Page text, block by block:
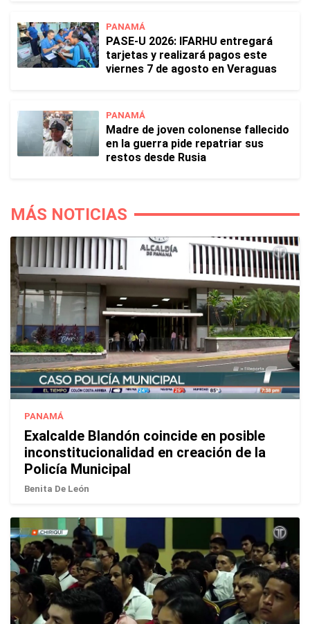
PANAMÁ
PASE-U 2026: IFARHU entregará
tarjetas y realizará pagos este
viernes 7 de agosto en Veraguas
PANAMÁ
Madre de joven colonense fallecido
en la guerra pide repatriar sus
restos desde Rusia
MÁS NOTICIAS
PANAMÁ
Exalcalde Blandón coincide en posible
inconstitucionalidad en creación de la
Policía Municipal
Benita De León